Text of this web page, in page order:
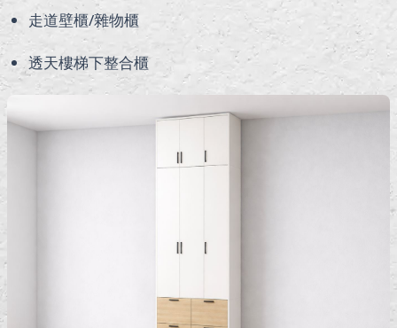
走道壁櫃/雜物櫃
透天樓梯下整合櫃